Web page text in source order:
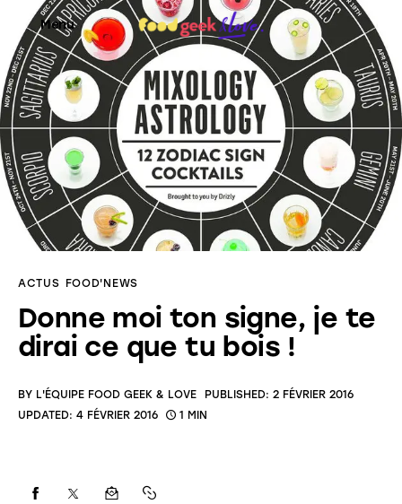
Menu
Food’News
Food’Com
Food’Art
Food’Life
ACTUS FOOD'NEWS
Donne moi ton signe, je te
dirai ce que tu bois !
BY L'ÉQUIPE FOOD GEEK & LOVE PUBLISHED: 2 FÉVRIER 2016
UPDATED: 4 FÉVRIER 2016 1 MIN